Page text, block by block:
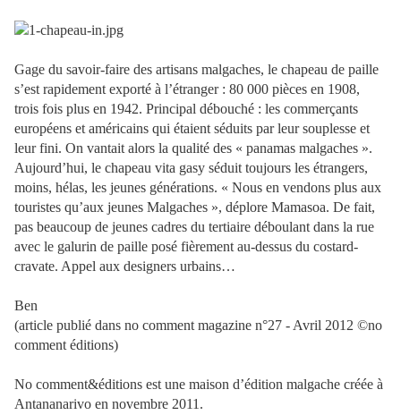
Gage du savoir-faire des artisans malgaches, le chapeau de paille
s’est rapidement exporté à l’étranger : 80 000 pièces en 1908,
trois fois plus en 1942. Principal débouché : les commerçants
européens et américains qui étaient séduits par leur souplesse et
leur fini. On vantait alors la qualité des « panamas malgaches ».
Aujourd’hui, le chapeau vita gasy séduit toujours les étrangers,
moins, hélas, les jeunes générations. « Nous en vendons plus aux
touristes qu’aux jeunes Malgaches », déplore Mamasoa. De fait,
pas beaucoup de jeunes cadres du tertiaire déboulant dans la rue
avec le galurin de paille posé fièrement au-dessus du costard-
cravate. Appel aux designers urbains…
Ben
(article publié dans no comment magazine n°27 - Avril 2012 ©no
comment éditions)
No comment&éditions est une maison d’édition malgache créée à
Antananarivo en novembre 2011.